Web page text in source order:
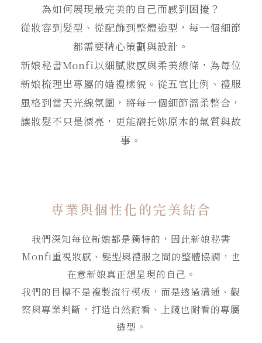
為如何展現最完美的自己而感到困擾？
從妝容到髮型、從配飾到整體造型，每一個細節
都需要精心策劃與設計。
新娘秘書Monfi以細膩妝感與柔美線條，為每位
新娘梳理出專屬的婚禮樣貌。從五官比例、禮服
風格到當天光線氛圍，將每一個細節溫柔整合，
讓妝髮不只是漂亮，更能襯托妳原本的氣質與故
事。
專業與個性化的完美結合
我們深知每位新娘都是獨特的，因此新娘秘書
Monfi重視妝感、髮型與禮服之間的整體協調，也
在意新娘真正想呈現的自己。
我們的目標不是複製流行模板，而是透過溝通、觀
察與專業判斷，打造自然耐看、上鏡也耐看的專屬
造型。